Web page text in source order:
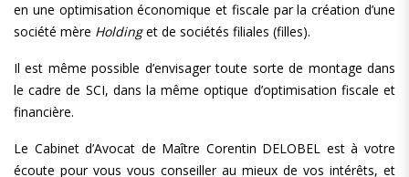
en une optimisation économique et fiscale par la création d’une
société mère Holdinget de sociétés filiales (filles).
Il est même possible d’envisager toute sorte de montage dans
le cadre de SCI, dans la même optique d’optimisation fiscale et
financière.
Le Cabinet d’Avocat de Maître Corentin DELOBEL est à votre
écoute pour vous vous conseiller au mieux de vos intérêts, et